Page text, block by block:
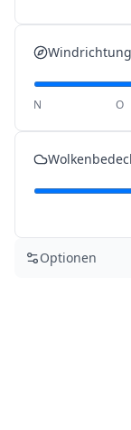
Windrichtung
N O
Optionen